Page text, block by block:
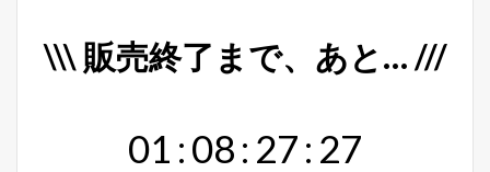
\\\ 販売終了まで、あと… ///
01 :08: 27: 26